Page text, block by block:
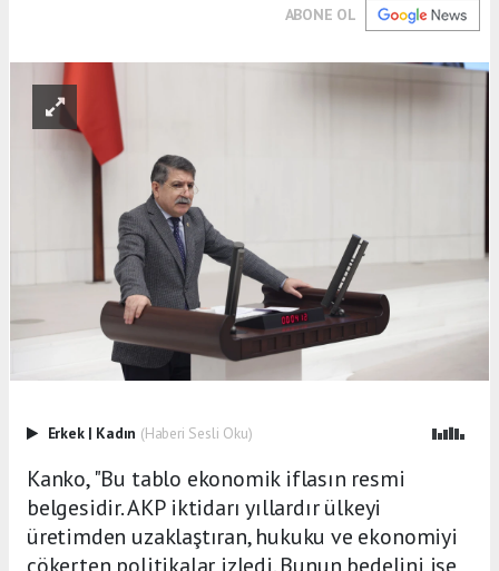
ABONE OL
Erkek | Kadın (Haberi Sesli Oku)
Kanko, "Bu tablo ekonomik iflasın resmi
belgesidir. AKP iktidarı yıllardır ülkeyi
üretimden uzaklaştıran, hukuku ve ekonomiyi